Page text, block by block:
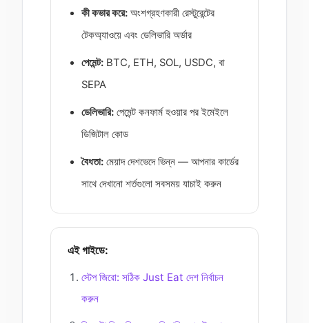
কী কভার করে: অংশগ্রহণকারী রেস্টুরেন্টের
টেকঅ্যাওয়ে এবং ডেলিভারি অর্ডার
পেমেন্ট: BTC, ETH, SOL, USDC, বা
SEPA
ডেলিভারি: পেমেন্ট কনফার্ম হওয়ার পর ইমেইলে
ডিজিটাল কোড
বৈধতা: মেয়াদ দেশভেদে ভিন্ন — আপনার কার্ডের
সাথে দেখানো শর্তগুলো সবসময় যাচাই করুন
এই গাইডে:
স্টেপ জিরো: সঠিক Just Eat দেশ নির্বাচন
করুন